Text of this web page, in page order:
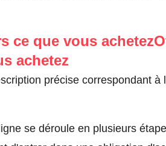
ce que vous
achetez
précise correspondant à
se déroule en plusieurs